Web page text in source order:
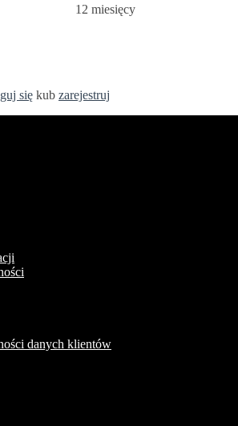
12 miesięcy
się kub zarejestruj
danych klientów